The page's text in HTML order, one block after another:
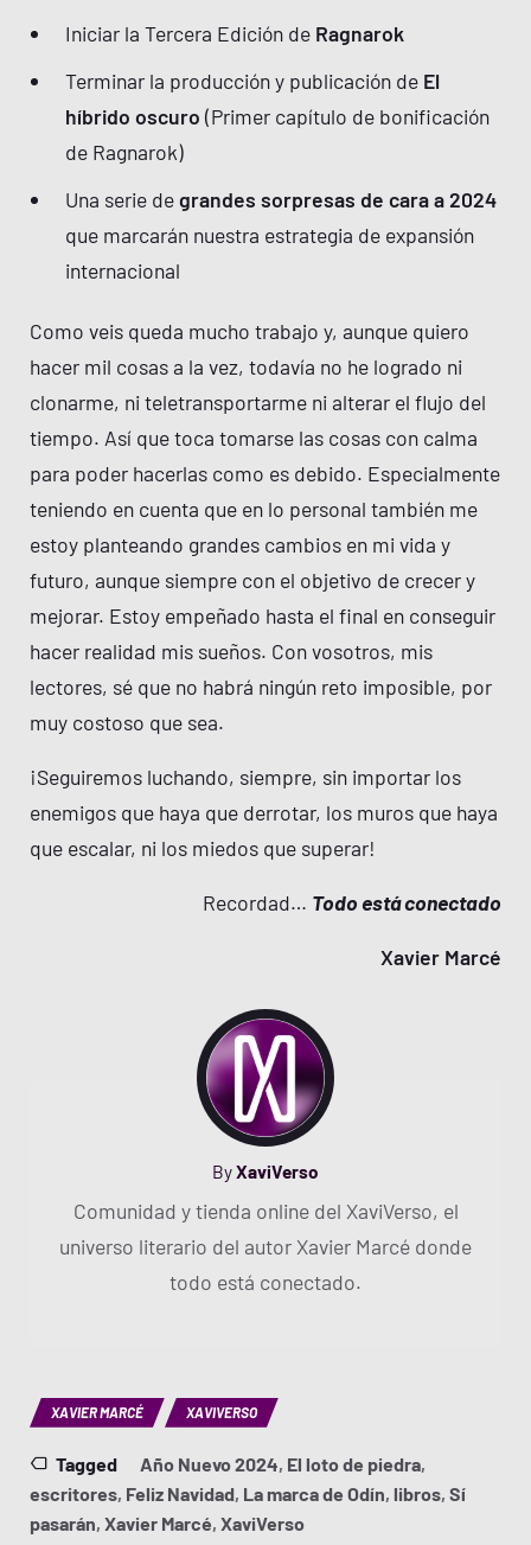
Iniciar la Tercera Edición de Ragnarok
Terminar la producción y publicación de El
híbrido oscuro (Primer capítulo de bonificación
de Ragnarok)
Una serie degrandes sorpresas de cara a 2024
que marcarán nuestra estrategia de expansión
internacional
Como veis queda mucho trabajo y, aunque quiero
hacer mil cosas a la vez, todavía no he logrado ni
clonarme, ni teletransportarme ni alterar el flujo del
tiempo. Así que toca tomarse las cosas con calma
para poder hacerlas como es debido. Especialmente
teniendo en cuenta que en lo personal también me
estoy planteando grandes cambios en mi vida y
futuro, aunque siempre con el objetivo de crecer y
mejorar. Estoy empeñado hasta el final en conseguir
hacer realidad mis sueños. Con vosotros, mis
lectores, sé que no habrá ningún reto imposible, por
muy costoso que sea.
¡Seguiremos luchando, siempre, sin importar los
enemigos que haya que derrotar, los muros que haya
que escalar, ni los miedos que superar!
Recordad… Todo está conectado
Xavier Marcé
ByXaviVerso
Comunidad y tienda online del XaviVerso, el
universo literario del autor Xavier Marcé donde
todo está conectado.
XAVIER MARCÉ XAVIVERSO
Tagged Año Nuevo 2024, El loto de piedra,
escritores, Feliz Navidad, La marca de Odín, libros, Sí
pasarán, Xavier Marcé, XaviVerso